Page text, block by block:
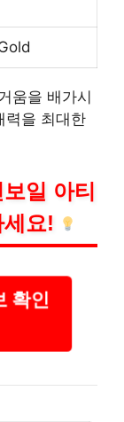
움을 배가시
력을 최대한
일 아티
요!
확인